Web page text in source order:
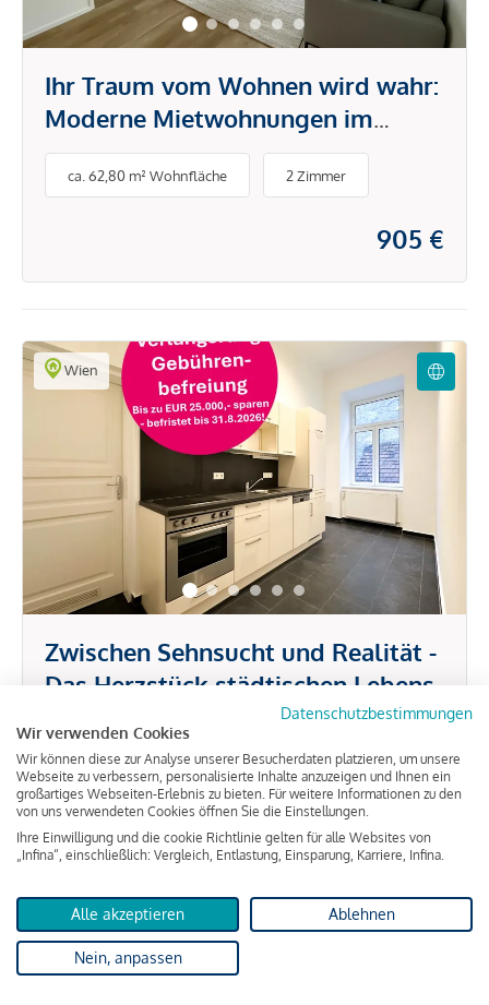
Ihr Traum vom Wohnen wird wahr:
Moderne Mietwohnungen im
Tullnerfeld
ca. 62,80 m² Wohnfläche 2 Zimmer
905 €
Wien
Zwischen Sehnsucht und Realität -
Das Herzstück städtischen Lebens
ca. 56,29 m² Nutzfläche
375.000 €
Wien
Datenschutzbestimmungen
Wir verwenden Cookies
Wir können diese zur Analyse unserer Besucherdaten platzieren, um unsere
Webseite zu verbessern, personalisierte Inhalte anzuzeigen und Ihnen ein
großartiges Webseiten-Erlebnis zu bieten. Für weitere Informationen zu den
von uns verwendeten Cookies öffnen Sie die Einstellungen.
Ihre Einwilligung und die cookie Richtlinie gelten für alle Websites von
„Infina“, einschließlich: Vergleich, Entlastung, Einsparung, Karriere, Infina.
Alle akzeptieren Ablehnen
Nein, anpassen